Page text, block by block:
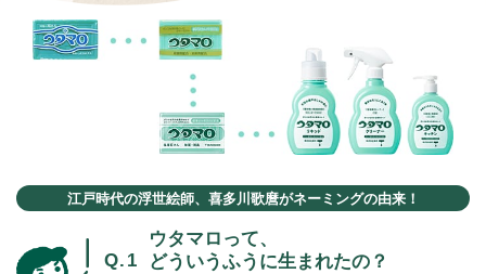
江戸時代の浮世絵師、喜多川歌麿がネーミングの由来！
ウタマロって、
どういうふうに⽣まれたの？